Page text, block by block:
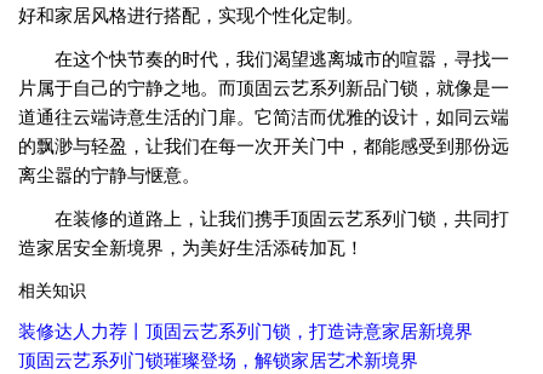
好和家居风格进行搭配，实现个性化定制。
在这个快节奏的时代，我们渴望逃离城市的喧嚣，寻找一
片属于自己的宁静之地。而顶固云艺系列新品门锁，就像是一
道通往云端诗意生活的门扉。它简洁而优雅的设计，如同云端
的飘渺与轻盈，让我们在每一次开关门中，都能感受到那份远
离尘嚣的宁静与惬意。
在装修的道路上，让我们携手顶固云艺系列门锁，共同打
造家居安全新境界，为美好生活添砖加瓦！
相关知识
装修达人力荐丨顶固云艺系列门锁，打造诗意家居新境界
顶固云艺系列门锁璀璨登场，解锁家居艺术新境界